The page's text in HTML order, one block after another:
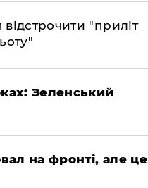
"приліт
Зеленський
на фронті, але це